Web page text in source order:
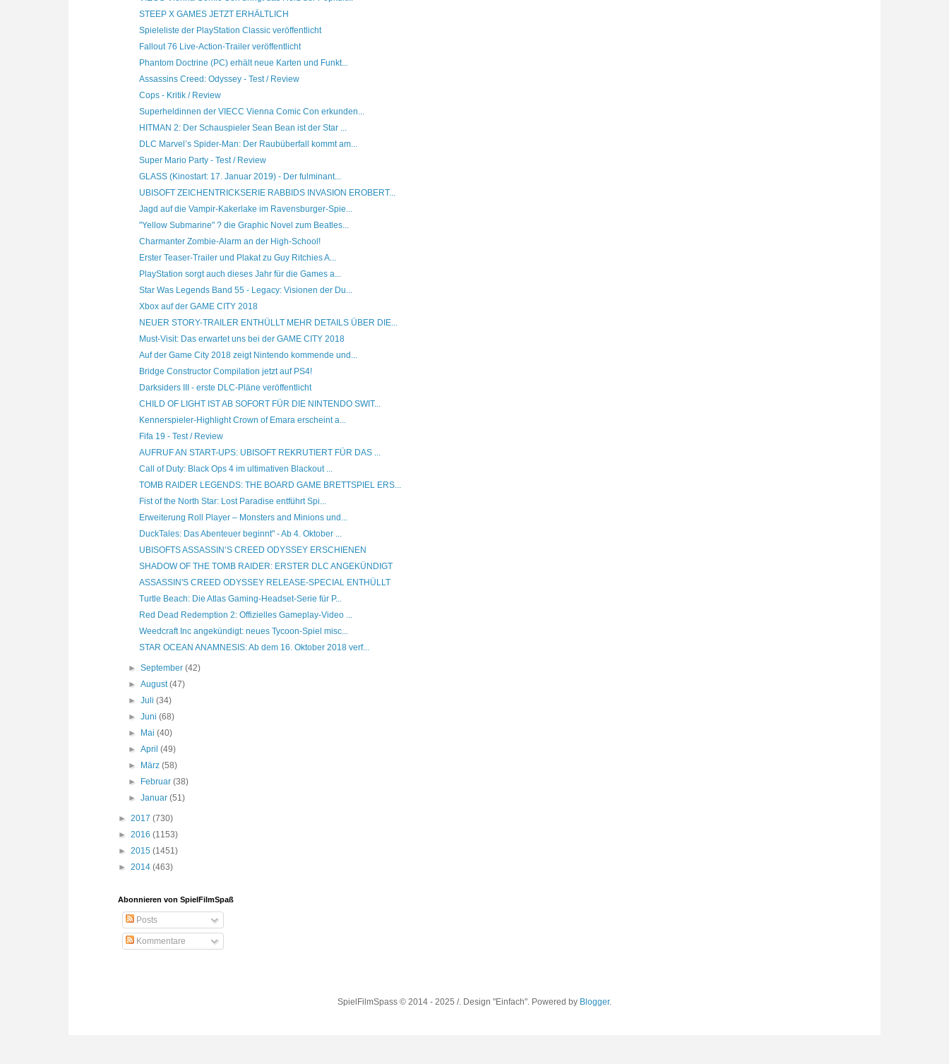
STEEP X GAMES JETZT ERHÄLTLICH
Spieleliste der PlayStation Classic veröffentlicht
Fallout 76 Live-Action-Trailer veröffentlicht
Phantom Doctrine (PC) erhält neue Karten und Funkt...
Assassins Creed: Odyssey - Test / Review
Cops - Kritik / Review
Superheldinnen der VIECC Vienna Comic Con erkunden...
HITMAN 2: Der Schauspieler Sean Bean ist der Star ...
DLC Marvel’s Spider-Man: Der Raubüberfall kommt am...
Super Mario Party - Test / Review
GLASS (Kinostart: 17. Januar 2019) - Der fulminant...
UBISOFT ZEICHENTRICKSERIE RABBIDS INVASION EROBERT...
Jagd auf die Vampir-Kakerlake im Ravensburger-Spie...
"Yellow Submarine" ? die Graphic Novel zum Beatles...
Charmanter Zombie-Alarm an der High-School!
Erster Teaser-Trailer und Plakat zu Guy Ritchies A...
PlayStation sorgt auch dieses Jahr für die Games a...
Star Was Legends Band 55 - Legacy: Visionen der Du...
Xbox auf der GAME CITY 2018
NEUER STORY-TRAILER ENTHÜLLT MEHR DETAILS ÜBER DIE...
Must-Visit: Das erwartet uns bei der GAME CITY 2018
Auf der Game City 2018 zeigt Nintendo kommende und...
Bridge Constructor Compilation jetzt auf PS4!
Darksiders III - erste DLC-Pläne veröffentlicht
CHILD OF LIGHT IST AB SOFORT FÜR DIE NINTENDO SWIT...
Kennerspieler-Highlight Crown of Emara erscheint a...
Fifa 19 - Test / Review
AUFRUF AN START-UPS: UBISOFT REKRUTIERT FÜR DAS ...
Call of Duty: Black Ops 4 im ultimativen Blackout ...
TOMB RAIDER LEGENDS: THE BOARD GAME BRETTSPIEL ERS...
Fist of the North Star: Lost Paradise entführt Spi...
Erweiterung Roll Player – Monsters and Minions und...
DuckTales: Das Abenteuer beginnt" - Ab 4. Oktober ...
UBISOFTS ASSASSIN’S CREED ODYSSEY ERSCHIENEN
SHADOW OF THE TOMB RAIDER: ERSTER DLC ANGEKÜNDIGT
ASSASSIN'S CREED ODYSSEY RELEASE-SPECIAL ENTHÜLLT
Turtle Beach: Die Atlas Gaming-Headset-Serie für P...
Red Dead Redemption 2: Offizielles Gameplay-Video ...
Weedcraft Inc angekündigt: neues Tycoon-Spiel misc...
STAR OCEAN ANAMNESIS: Ab dem 16. Oktober 2018 verf...
►September(42)
►August(47)
►Juli(34)
►Juni(68)
►
Mai(40)
►April(49)
►
März(58)
►
Februar(38)
►Januar(51)
► 2017 (730)
► 2016 (1153)
► 2015 (1451)
► 2014 (463)
Abonnieren von SpielFilmSpaß
Posts
Kommentare
SpielFilmSpass © 2014 - 2025 /. Design "Einfach". Powered by Blogger.